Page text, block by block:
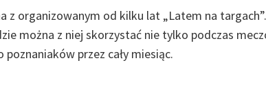
z organizowanym od kilku lat „Latem na
można z niej skorzystać nie tylko podczas
poznaniaków przez cały miesiąc.